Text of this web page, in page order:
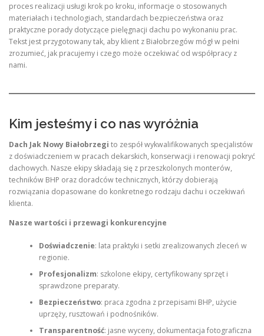
proces realizacji usługi krok po kroku, informacje o stosowanych
materiałach i technologiach, standardach bezpieczeństwa oraz
praktyczne porady dotyczące pielęgnacji dachu po wykonaniu prac.
Tekst jest przygotowany tak, aby klient z Białobrzegów mógł w pełni
zrozumieć, jak pracujemy i czego może oczekiwać od współpracy z
nami.
Kim jesteśmy i co nas wyróżnia
Dach Jak Nowy Białobrzegi to zespół wykwalifikowanych specjalistów
z doświadczeniem w pracach dekarskich, konserwacji i renowacji pokryć
dachowych. Nasze ekipy składają się z przeszkolonych monterów,
techników BHP oraz doradców technicznych, którzy dobierają
rozwiązania dopasowane do konkretnego rodzaju dachu i oczekiwań
klienta.
Nasze wartości i przewagi konkurencyjne
Doświadczenie: lata praktyki i setki zrealizowanych zleceń w
regionie.
Profesjonalizm: szkolone ekipy, certyfikowany sprzęt i
sprawdzone preparaty.
Bezpieczeństwo: praca zgodna z przepisami BHP, użycie
uprzęży, rusztowań i podnośników.
Transparentność: jasne wyceny, dokumentacja fotograficzna